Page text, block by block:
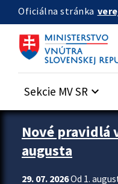
Preskocit na hlavný obsah
Oficiálna stránka
Sekcie MV SR keyboard_arrow_down
Zastavit automatický posun
Nové pravidlá
augusta
29. 07. 2026Od 1.